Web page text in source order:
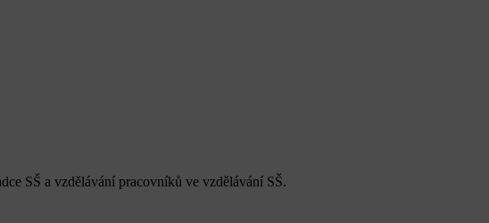
SŠ a vzdělávání pracovníků ve vzdělávání SŠ.